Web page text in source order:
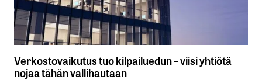
Verkostovaikutus tuo kilpailuedun – viisi yhtiötä
nojaa tähän vallihautaan